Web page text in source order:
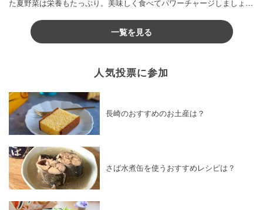
た夏野菜は栄養もたっぷり。美味しく食べてパワーチャージしましょう
一覧を見る
人気投票に参加
長崎のおすすめのお土産は？
さば水煮缶を使うおすすめレシピは？